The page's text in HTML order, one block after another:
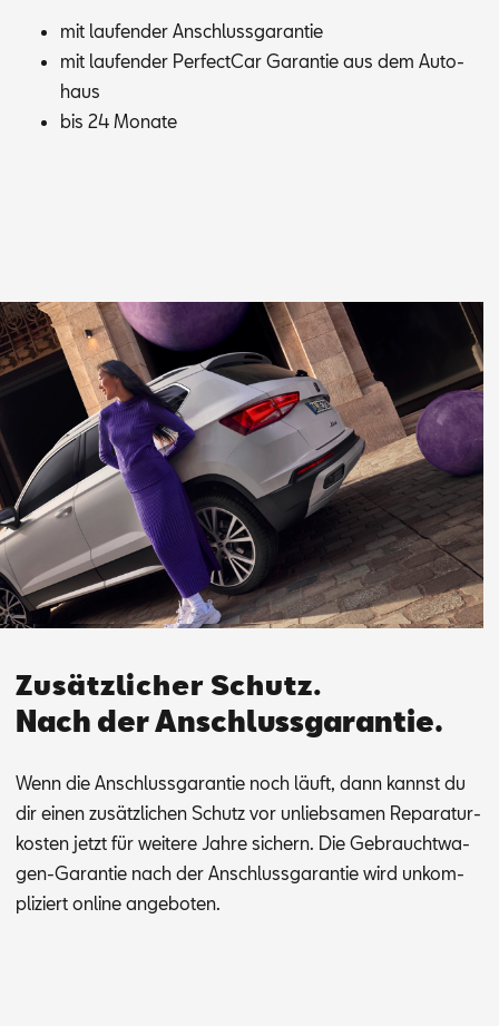
mit lau­fen­der An­schluss­ga­ran­tie
mit lau­fen­der Per­fec­t­Car Ga­ran­tie aus dem Au­to­
haus
bis 24 Mo­na­te
Zusätzlicher Schutz.
Nach der Anschlussgarantie.
Wenn die An­schluss­ga­ran­tie noch läuft, dann kannst du
dir ei­nen zu­sätz­li­chen Schutz vor un­lieb­sa­men Re­pa­ra­tur­
kos­ten jetzt für wei­te­re Jah­re si­chern. Die Ge­braucht­wa­
gen-Ga­ran­tie nach der An­schluss­ga­ran­tie wird un­kom­
pli­ziert on­line an­ge­bo­ten.